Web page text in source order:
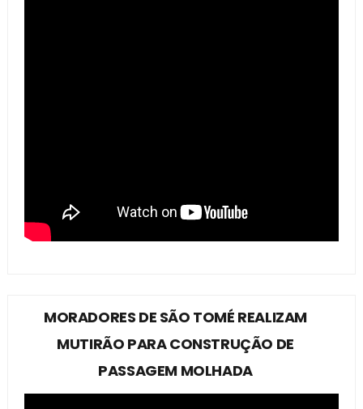
MORADORES DE SÃO TOMÉ REALIZAM
MUTIRÃO PARA CONSTRUÇÃO DE
PASSAGEM MOLHADA